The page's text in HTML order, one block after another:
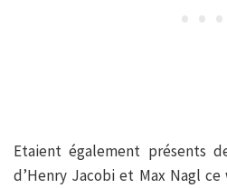
Etaient également présents
d’Henry Jacobi et Max Nagl